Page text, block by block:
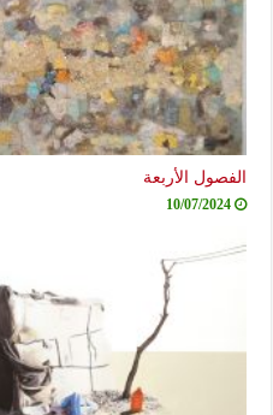
الفصول الأربعة
10/07/2024